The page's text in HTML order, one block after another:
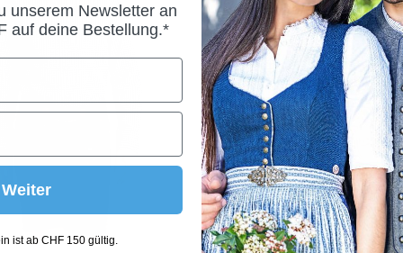
92
(Diese Option ist zurzeit nicht verfügbar.)
98/104
134/140(Diese Option ist zurzeit nicht verfügbar.)
146/152
86/92 98/104 110/116
134/140 146/152
unserem Newsletter an
auf deine Bestellung.*
Weiter
ist ab CHF 150 gültig.